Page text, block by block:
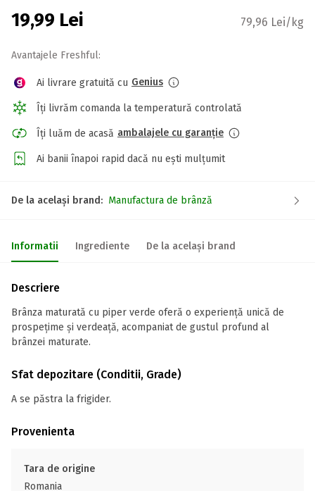
19,99 Lei 79,96 Lei/kg
Avantajele Freshful:
Ai livrare gratuită cu Genius
Îți livrăm comanda la temperatură controlată
Îți luăm de acasă ambalajele cu garanție
Ai banii înapoi rapid dacă nu ești mulțumit
De la același brand: Manufactura de brânză
Informatii Ingrediente De la același brand
Descriere
Brânza maturată cu piper verde oferă o experiență unică de
prospețime și verdeață, acompaniat de gustul profund al
brânzei maturate.
Sfat depozitare (Conditii, Grade)
A se păstra la frigider.
Provenienta
Tara de origine
Romania